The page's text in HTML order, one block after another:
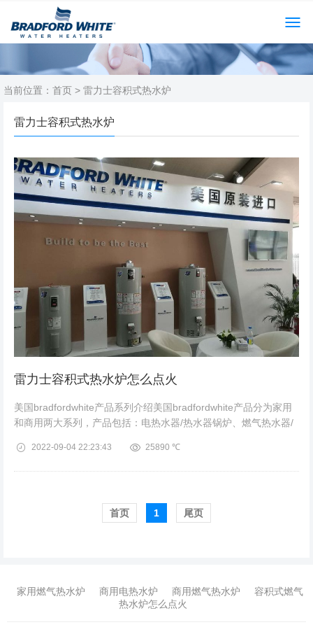
当前位置： 首页 > 雷力士容积式热水炉
雷力士容积式热水炉
雷力士容积式热水炉怎么点火
美国bradfordwhite产品系列介绍美国bradfordwhite产品分为家用
和商用两大系列，产品包括：电热水器/热水器锅炉、燃气热水器/
2022-09-04 22:23:43 25890 ℃
首页️ 1 尾页
家用燃气热水炉 商用电热水炉 商用燃气热水炉
容积式燃气
热水炉怎么点火